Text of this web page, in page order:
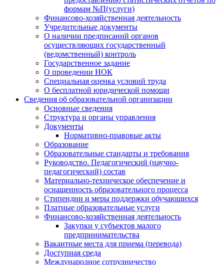
формам №П(услуги)
Финансово-хозяйственная деятельность
Учредительные документы
О наличии предписаний органов
осуществляющих государственный
(ведомственный) контроль
Государственное задание
О проведении НОК
Специальная оценка условий труда
О бесплатной юридической помощи
Сведения об образовательной организации
Основные сведения
Структура и органы управления
Документы
Нормативно-правовые акты
Образование
Образовательные стандарты и требования
Руководство. Педагогический (научно-
педагогический) состав
Материально-техническое обеспечение и
оснащенность образовательного процесса
Стипендии и меры поддержки обучающихся
Платные образовательные услуги
Финансово-хозяйственная деятельность
Закупки у субъектов малого
предпринимательства
Вакантные места для приема (перевода)
Доступная среда
Международное сотрудничество